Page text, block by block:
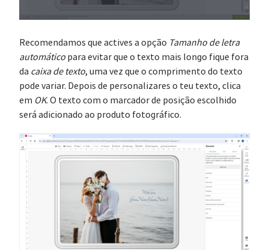
Recomendamos que actives a opção Tamanho de letra
automático para evitar que o texto mais longo fique fora
da caixa de texto, uma vez que o comprimento do texto
pode variar. Depois de personalizares o teu texto, clica
em OK. O texto com o marcador de posição escolhido
será adicionado ao produto fotográfico.